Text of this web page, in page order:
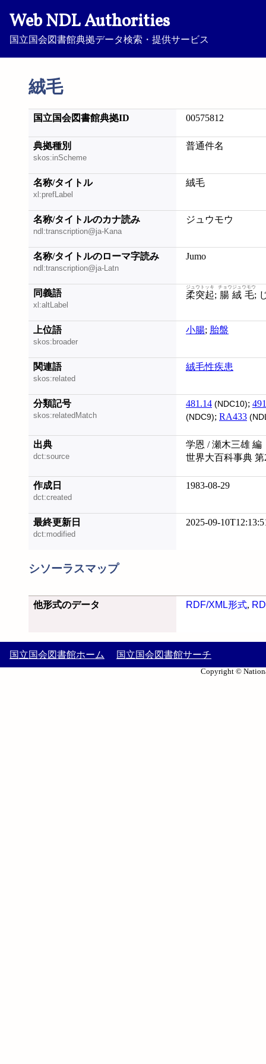
Web NDL Authorities
国立国会図書館典拠データ検索・提供サービス
絨毛
国立国会図書館典拠ID 00575812
典拠種別
skos:inScheme
普通件名
名称/タイトル
xl:prefLabel
絨毛
名称/タイトルのカナ読み
ndl:transcription@ja-Kana
ジュウモウ
名称/タイトルのローマ字読み
ndl:transcription@ja-Latn
Jumo
同義語
xl:altLabel
柔突起
ジュウトッキ
; 腸絨毛
チョウジュウモウ
;
上位語
skos:broader
小腸; 胎盤
関連語
skos:related
絨毛性疾患
分類記号
skos:relatedMatch
481.14 (NDC10);
(NDC9); RA433
出典
dct:source
学恩 / 瀬木三雄 編
世界大百科事典 第
作成日
dct:created
1983-08-29
最終更新日
dct:modified
2025-09-
シソーラスマップ
他形式のデータ RDF/XML形式,
国立国会図書館ホーム 国立国会図書館サーチ
Copyright ©